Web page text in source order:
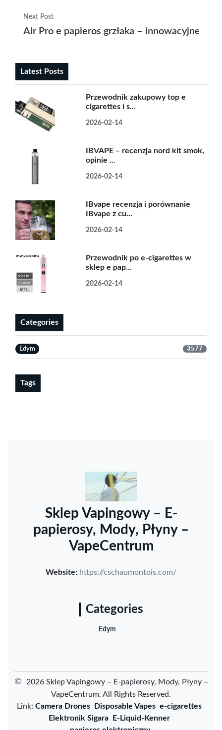
Next Post
Air Pro e papieros grzłaka – innowacyjne
Latest Posts
Przewodnik zakupowy top e
cigarettes i s...
2026-02-14
IBVAPE – recenzja nord kit smok,
opinie ...
2026-02-14
IBvape recenzja i porównanie
IBvape z cu...
2026-02-14
Przewodnik po e-cigarettes w
sklep e pap...
2026-02-14
Categories
Edym 3577
Tags
Sklep Vapingowy – E-
papierosy, Mody, Płyny –
VapeCentrum
Website: https://cschaumontois.com/
Categories
Edym
©
2026 Sklep Vapingowy – E-papierosy, Mody, Płyny –
VapeCentrum. All Rights Reserved.
Link: Camera Drones Disposable Vapes e-cigarettes
Elektronik Sigara
E-Liquid-Kenner